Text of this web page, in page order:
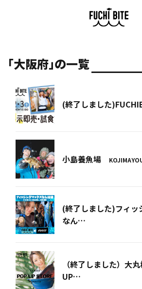
「大阪府」の一覧
(終了しました
小島養魚場
(終了しました)フィッ
なん…
（終了しました）大
UP…